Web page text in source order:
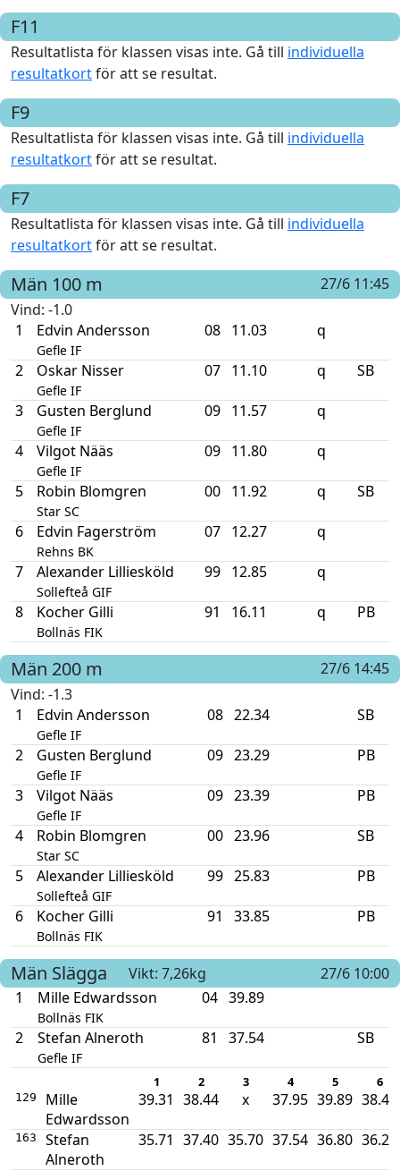
F11
Resultatlista för klassen visas inte. Gå till individuella
resultatkortför att se resultat.
F9
Resultatlista för klassen visas inte. Gå till individuella
resultatkortför att se resultat.
F7
Resultatlista för klassen visas inte. Gå till individuella
resultatkortför att se resultat.
Män 100 m
27/6 11:45
Vind: -1.0
1
Edvin Andersson
Gefle IF
08 11.03 q
2 Oskar Nisser
Gefle IF
07 11.10 q SB
3 Gusten Berglund
Gefle IF
09 11.57 q
4 Vilgot Nääs
Gefle IF
09 11.80 q
5 Robin Blomgren
Star SC
00 11.92 q SB
6 Edvin Fagerström
Rehns BK
07 12.27 q
7 Alexander Lilliesköld
Sollefteå GIF
99 12.85 q
8 Kocher Gilli
Bollnäs FIK
91 16.11 q PB
Män 200 m
27/6 14:45
Vind: -1.3
1
Edvin Andersson
Gefle IF
08 22.34 SB
2 Gusten Berglund
Gefle IF
09 23.29 PB
3 Vilgot Nääs
Gefle IF
09 23.39 PB
4 Robin Blomgren
Star SC
00 23.96 SB
5 Alexander Lilliesköld
Sollefteå GIF
99 25.83 PB
6 Kocher Gilli
Bollnäs FIK
91 33.85 PB
Män Slägga Vikt: 7,26kg
27/6 10:00
1
Mille Edwardsson
Bollnäs FIK
04 39.89
2 Stefan Alneroth
Gefle IF
81 37.54 SB
1 2 3 4 5 6
129
Mille
Edwardsson
39.31 38.44 x 37.95 39.89 38.47
163
Stefan
Alneroth
35.71 37.40 35.70 37.54 36.80 36.27